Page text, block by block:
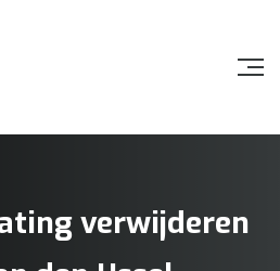
verwijderen